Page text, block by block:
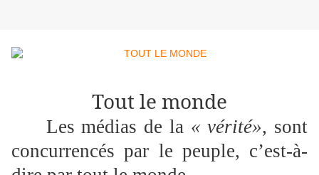
Tout le monde
Les médias de la « vérité», sont
concurrencés par le peuple, c’est-à-